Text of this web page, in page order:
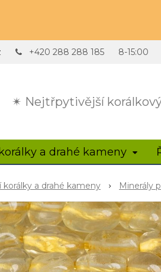
✴ Nejtřpytivější
+420 288 288 185 8-15:00
a drahé kameny
korálky a drahé kameny Minerály